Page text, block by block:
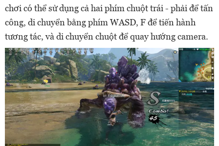
chơi có thể sử dụng cả hai phím chuột trái - phải để tấn
công, di chuyển bằng phím WASD, F để tiến hành
tương tác, và di chuyển chuột để quay hướng camera.